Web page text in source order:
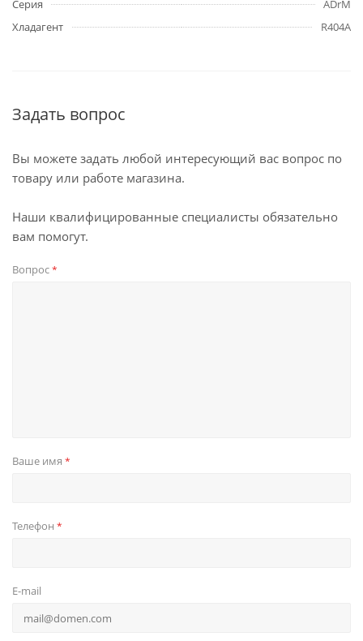
Серия
ADrM
Хладагент
R404A
Задать вопрос
Вы можете задать любой интересующий вас вопрос по
товару или работе магазина.
Наши квалифицированные специалисты обязательно
вам помогут.
Вопрос*
Ваше имя *
Телефон *
E-mail